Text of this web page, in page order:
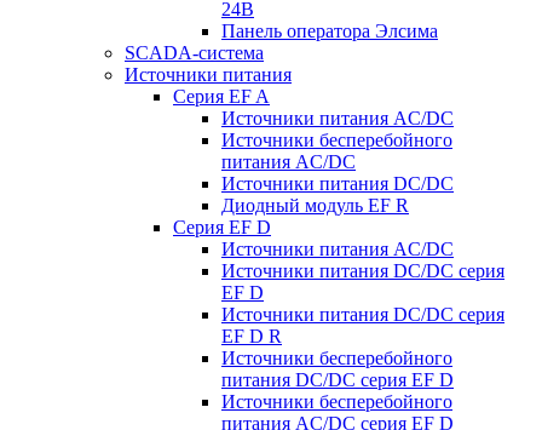
24В
Панель оператора Элсима
SCADA-система
Источники питания
Серия EF A
Источники питания AC/DC
Источники бесперебойного
питания AC/DC
Источники питания DC/DC
Диодный модуль EF R
Серия EF D
Источники питания AC/DC
Источники питания DC/DC серия
EF D
Источники питания DC/DC серия
EF D R
Источники бесперебойного
питания DC/DC серия EF D
Источники бесперебойного
питания AC/DC серия EF D